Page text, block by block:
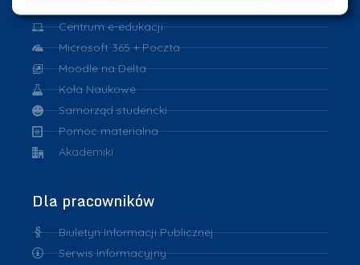
Centrum e-edukacji
Microsoft 365 + Poczta
Moodle na Delta
Koła Naukowe
Samorząd studencki
Pomoc materialna
Akademiki
Dla pracowników
Biuletyn Informacji Publicznej
Serwis informacyjny